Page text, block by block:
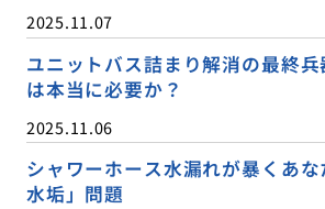
2025.11.07
ユニットバス詰まり解消の最終兵
は本当に必要か？
2025.11.06
シャワーホース水漏れが暴くあ
水垢」問題